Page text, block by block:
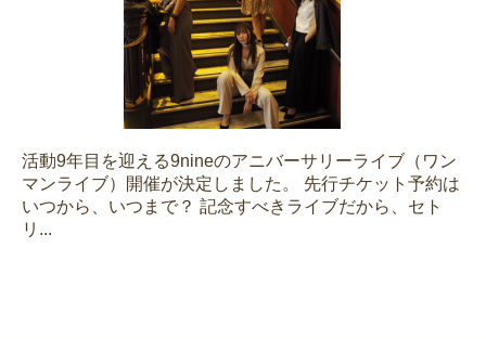
活動9年目を迎える9nineのアニバーサリーライブ（ワン
マンライブ）開催が決定しました。 先行チケット予約は
いつから、いつまで？ 記念すべきライブだから、セト
リ...